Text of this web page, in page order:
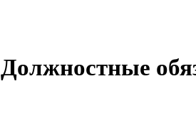
Должностные